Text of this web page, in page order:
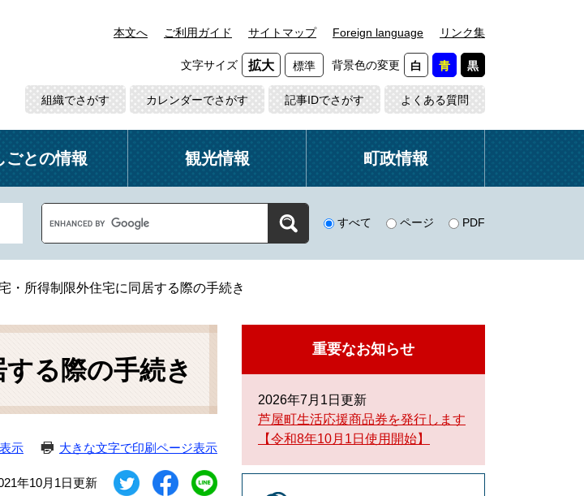
本文へ ご利用ガイド サイトマップ Foreign language リンク集
文字サイズ 拡大 標準 背景色の変更 白 青 黒
組織でさがす カレンダーでさがす 記事IDでさがす よくある質問
ごとの情報 観光情報 町政情報
o
g
l
e
ス
ム
検
すべて ページ PDF
・所得制限外住宅に同居する際の手続き
る際の手続き
示 大きな文字で印刷ページ表示
年10月1日更新
重要なお知らせ
2026年7月1日更新
芦屋町生活応援商品券を発行します
【令和8年10月1日使用開始】